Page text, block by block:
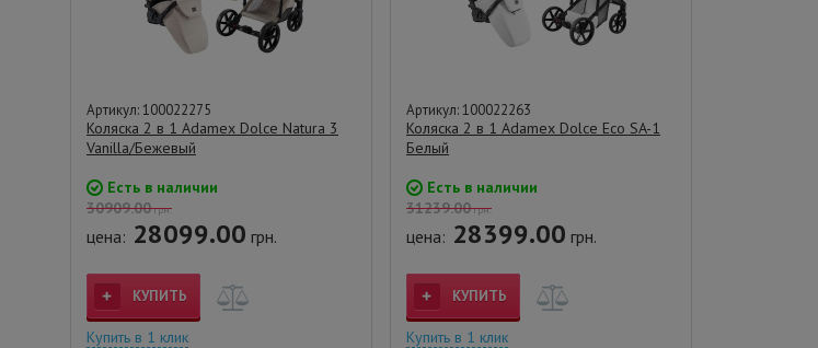
Артикул: 100022275
Коляска 2 в 1 Adamex Dolce Natura 3
Vanilla/Бежевый
Есть в наличии
30909.00грн.
цена: 28099.00 грн.
КУПИТЬ
Купить в 1 клик
Артикул: 100022263
Коляска 2 в 1 Adamex Dolce Eco SA-1
Белый
Есть в наличии
31239.00грн.
цена: 28399.00 грн.
КУПИТЬ
Купить в 1 клик